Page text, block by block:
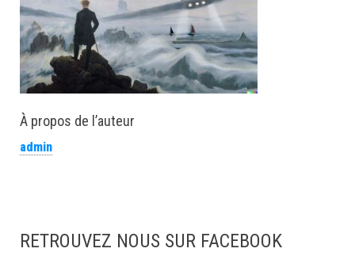
À propos de l’auteur
admin
RETROUVEZ NOUS SUR FACEBOOK